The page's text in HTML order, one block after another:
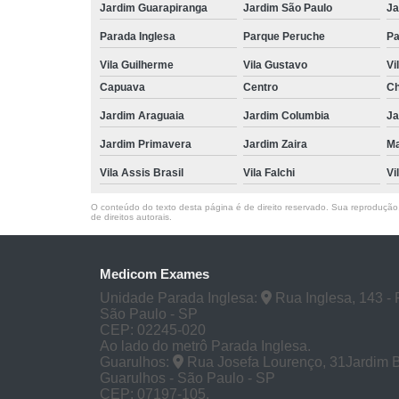
Jardim Guarapiranga Jardim São Paulo
Parada Inglesa Parque Peruche
Vila Guilherme Vila Gustavo
Capuava
Centro
Jardim Araguaia Jardim Columbia
Jardim Primavera Jardim Zaira
Vila Assis Brasil Vila Falchi
O conteúdo do texto desta página é de direito reservado. Sua
de direitos autorais
Medicom Exames
Unidade Parada Inglesa:
Rua Inglesa, 143 -
São Paulo - SP
CEP: 02245-020
Ao lado do metrô Parada Inglesa.
Guarulhos:
Rua Josefa Lourenço, 31Jardim
Guarulhos - São Paulo - SP
CEP: 07197-105.